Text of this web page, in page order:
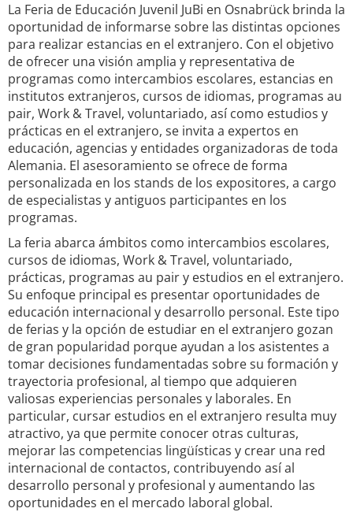
La Feria de Educación Juvenil JuBi en Osnabrück brinda la
oportunidad de informarse sobre las distintas opciones
para realizar estancias en el extranjero. Con el objetivo
de ofrecer una visión amplia y representativa de
programas como intercambios escolares, estancias en
institutos extranjeros, cursos de idiomas, programas au
pair, Work & Travel, voluntariado, así como estudios y
prácticas en el extranjero, se invita a expertos en
educación, agencias y entidades organizadoras de toda
Alemania. El asesoramiento se ofrece de forma
personalizada en los stands de los expositores, a cargo
de especialistas y antiguos participantes en los
programas.
La feria abarca ámbitos como intercambios escolares,
cursos de idiomas, Work & Travel, voluntariado,
prácticas, programas au pair y estudios en el extranjero.
Su enfoque principal es presentar oportunidades de
educación internacional y desarrollo personal. Este tipo
de ferias y la opción de estudiar en el extranjero gozan
de gran popularidad porque ayudan a los asistentes a
tomar decisiones fundamentadas sobre su formación y
trayectoria profesional, al tiempo que adquieren
valiosas experiencias personales y laborales. En
particular, cursar estudios en el extranjero resulta muy
atractivo, ya que permite conocer otras culturas,
mejorar las competencias lingüísticas y crear una red
internacional de contactos, contribuyendo así al
desarrollo personal y profesional y aumentando las
oportunidades en el mercado laboral global.